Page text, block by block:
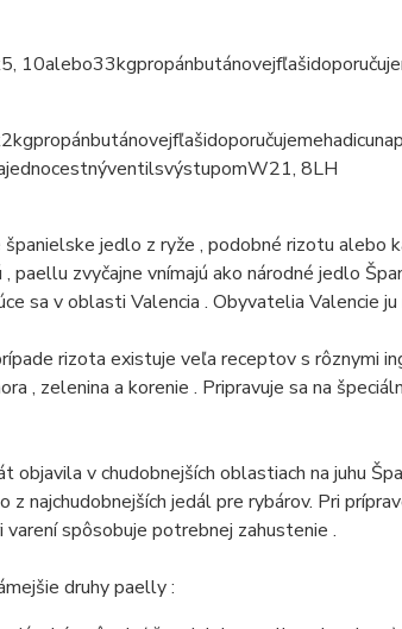
5, 10alebo33kgpropánbutánovejfľaši
2kgpropánbutánovejfľašidoporučujemehadicuna
jednocestnýventilsvýstupomW21, 8LH
jedlo z ryže , podobné rizotu alebo
, paellu zvyčajne vnímajú ako národné jedlo
sa v oblasti Valencia . Obyvatelia Valencie
rizota existuje veľa receptov s rôznymi
, zelenina a korenie . Pripravuje sa na
objavila v chudobnejších oblastiach na juhu
z najchudobnejších jedál pre rybárov. Pri
spôsobuje potrebnej zahustenie .
druhy paelly :